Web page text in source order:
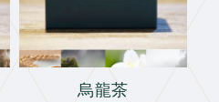
烏龍茶